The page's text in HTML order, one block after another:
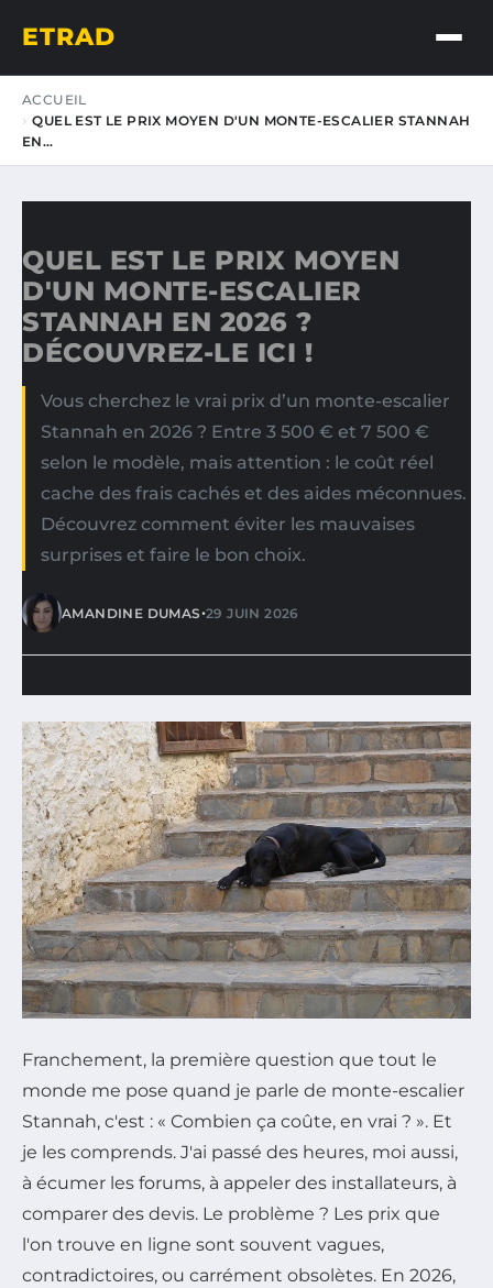
ETRAD
ACCUEIL
QUEL EST LE PRIX MOYEN D'UN MONTE-ESCALIER STANNAH
EN…
QUEL EST LE PRIX MOYEN
D'UN MONTE-ESCALIER
STANNAH EN 2026 ?
DÉCOUVREZ-LE ICI !
Vous cherchez le vrai prix d’un monte-escalier
Stannah en 2026 ? Entre 3 500 € et 7 500 €
selon le modèle, mais attention : le coût réel
cache des frais cachés et des aides méconnues.
Découvrez comment éviter les mauvaises
surprises et faire le bon choix.
AMANDINE DUMAS•29 JUIN 2026
Franchement, la première question que tout le
monde me pose quand je parle de monte-escalier
Stannah, c'est : « Combien ça coûte, en vrai ? ». Et
je les comprends. J'ai passé des heures, moi aussi,
à écumer les forums, à appeler des installateurs, à
comparer des devis. Le problème ? Les prix que
l'on trouve en ligne sont souvent vagues,
contradictoires, ou carrément obsolètes. En 2026,